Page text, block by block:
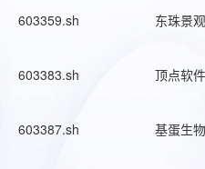
603359.sh 东珠景观
603383.sh 顶点软件
603387.sh 基蛋生物